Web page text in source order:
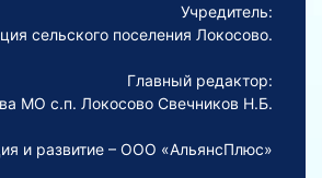
Учредитель:
сельского поселения Локосово.
Главный редактор:
МО с.п. Локосово Свечников Н.Б.
и развитие – ООО «АльянсПлюс»